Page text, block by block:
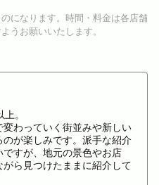
になります。時間・料金は各店舗
うお願いいたします。
。
変わっていく街並みや新しい
のが楽しみです。派手な紹介
ですが、地元の景色やお店
がら見つけたままに紹介して